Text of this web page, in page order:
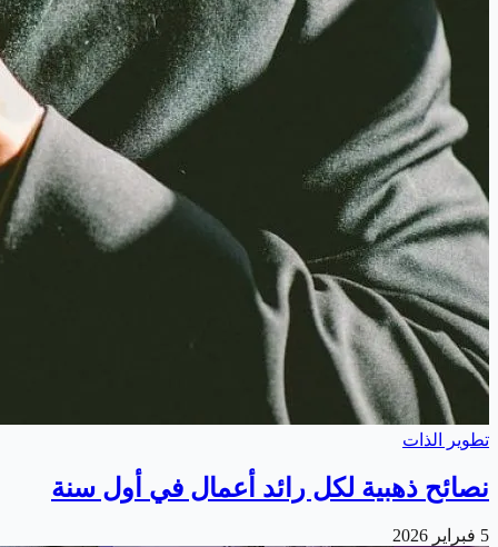
تطوير الذات
نصائح ذهبية لكل رائد أعمال في أول سنة
5 فبراير 2026